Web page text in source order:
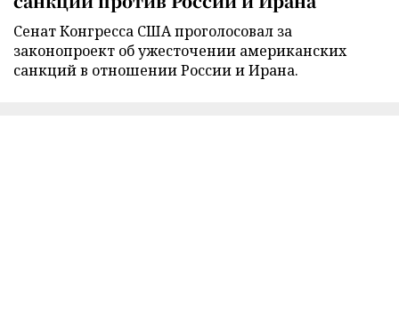
Сенат Конгресса США проголосовал за
законопроект об ужесточении американских
санкций в отношении России и Ирана.